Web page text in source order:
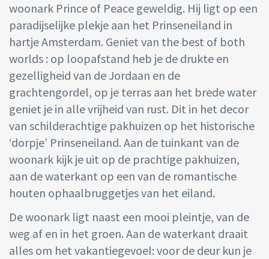
woonark Prince of Peace geweldig. Hij ligt op een
paradijselijke plekje aan het Prinseneiland in
hartje Amsterdam. Geniet van the best of both
worlds : op loopafstand heb je de drukte en
gezelligheid van de Jordaan en de
grachtengordel, op je terras aan het brede water
geniet je in alle vrijheid van rust. Dit in het decor
van schilderachtige pakhuizen op het historische
‘dorpje’ Prinseneiland. Aan de tuinkant van de
woonark kijk je uit op de prachtige pakhuizen,
aan de waterkant op een van de romantische
houten ophaalbruggetjes van het eiland.
De woonark ligt naast een mooi pleintje, van de
weg af en in het groen. Aan de waterkant draait
alles om het vakantiegevoel: voor de deur kun je